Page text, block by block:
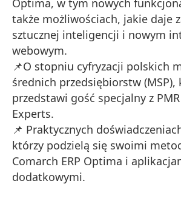
Optima, w tym nowych
także możliwościach, jakie daje
sztucznej inteligencji i nowym
webowym.
📌O stopniu cyfryzacji polskich
średnich przedsiębiorstw (MSP),
przedstawi gość specjalny z
Experts.
📌 Praktycznych
którzy podzielą się swoimi
Comarch ERP Optima i
dodatkowymi.